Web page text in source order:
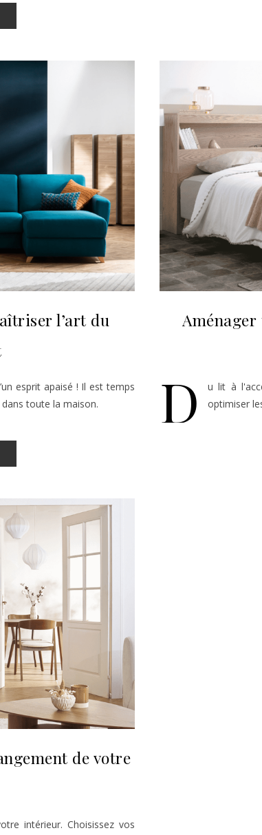
l’art du
esprit apaisé ! Il est temps
toute la maison.
D
u lit à
optimiser
de votre
intérieur. Choisissez vos